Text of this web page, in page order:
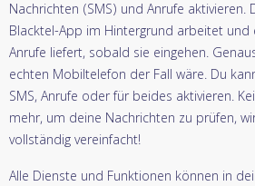
Nachrichten (SMS) und Anrufe
Blacktel-App im Hintergrund arbeitet und
Anrufe liefert, sobald sie eingehen.
echten Mobiltelefon der Fall wäre. Du
SMS, Anrufe oder für beides aktivieren.
mehr, um deine Nachrichten zu prüfen,
vollständig vereinfacht!
Alle Dienste und Funktionen können in